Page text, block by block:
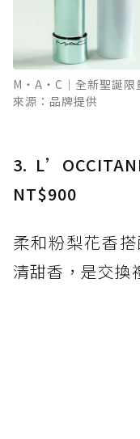
M‧A‧C│全新聖誕限
來源：品牌提供
3.
NT$900
柔和粉梨花香
清甜香，是交換